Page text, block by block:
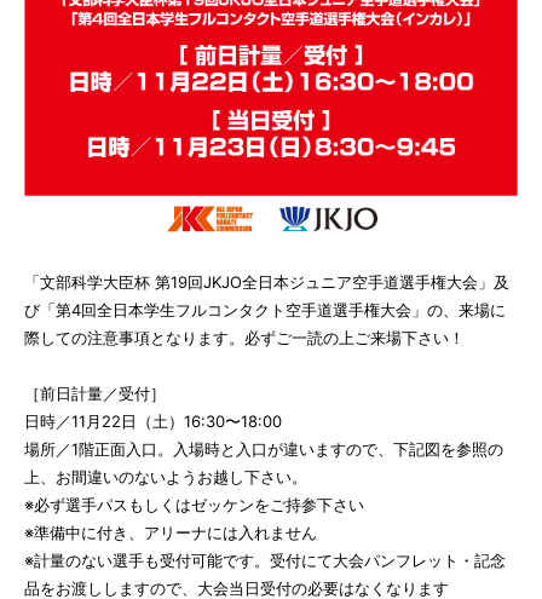
「文部科学大臣杯 第19回JKJO全日本ジュニア空手道選手権大会」及
び「第4回全日本学生フルコンタクト空手道選手権大会」の、来場に
際しての注意事項となります。必ずご一読の上ご来場下さい！
［前日計量／受付］
日時／11月22日（土）16:30〜18:00
場所／1階正面入口。入場時と入口が違いますので、下記図を参照の
上、お間違いのないようお越し下さい。
※必ず選手パスもしくはゼッケンをご持参下さい
※準備中に付き、アリーナには入れません
※計量のない選手も受付可能です。受付にて大会パンフレット・記念
品をお渡ししますので、大会当日受付の必要はなくなります